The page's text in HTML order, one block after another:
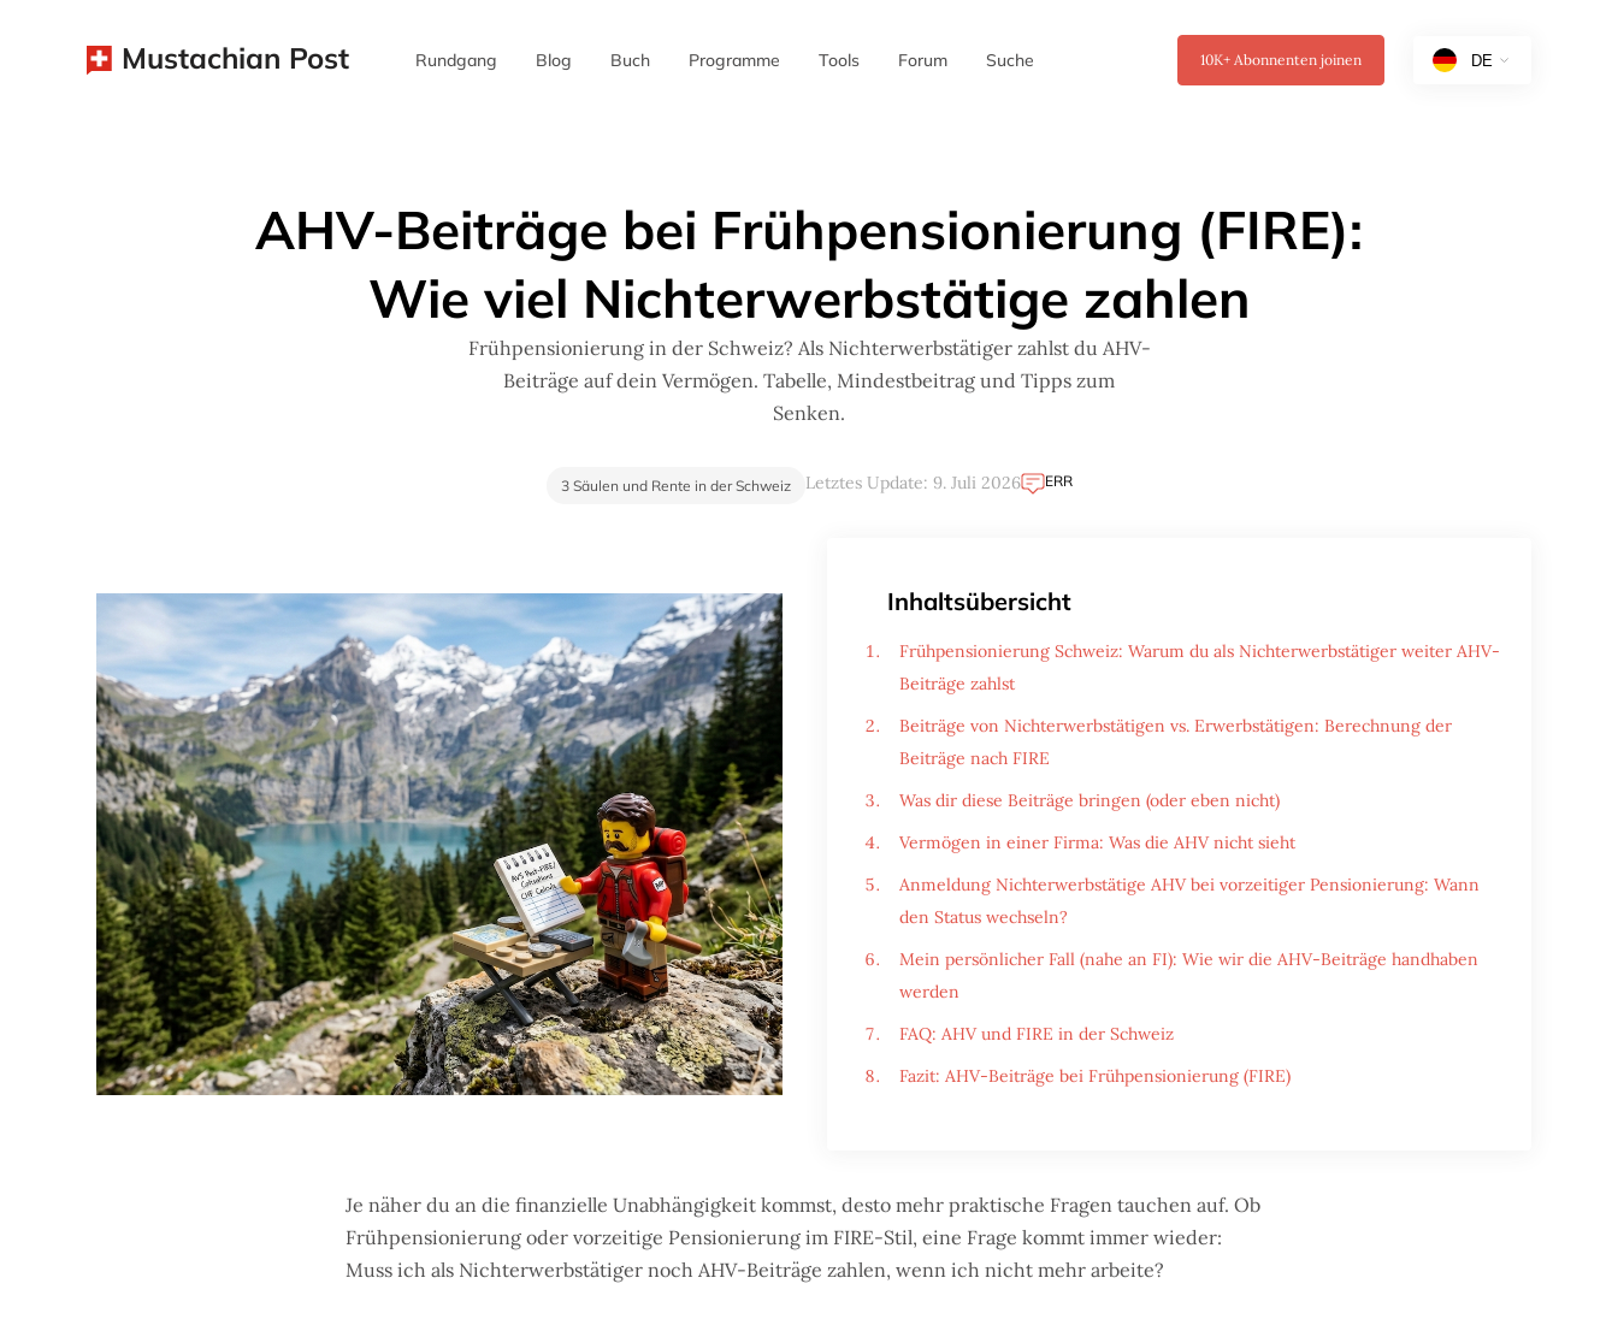
Mustachian Post Rundgang Blog Buch Programme Tools Forum Suche 10K+ Abonnenten joinen
AHV-Beiträge bei Frühpensionierung (FIRE):
Wie viel Nichterwerbstätige zahlen
Frühpensionierung in der Schweiz? Als Nichterwerbstätiger zahlst du AHV-
Beiträge auf dein Vermögen. Tabelle, Mindestbeitrag und Tipps zum
Senken.
3 Säulen und Rente in der Schweiz Letztes Update: 9. Juli 2026 ERR
Inhaltsübersicht
Frühpensionierung Schweiz: Warum du als Nichterwerbstätiger weiter AHV-
Beiträge zahlst
Beiträge von Nichterwerbstätigen vs. Erwerbstätigen: Berechnung der
Beiträge nach FIRE
Was dir diese Beiträge bringen (oder eben nicht)
Vermögen in einer Firma: Was die AHV nicht sieht
Anmeldung Nichterwerbstätige AHV bei vorzeitiger Pensionierung: Wann
den Status wechseln?
Mein persönlicher Fall (nahe an FI): Wie wir die AHV-Beiträge handhaben
werden
FAQ: AHV und FIRE in der Schweiz
Fazit: AHV-Beiträge bei Frühpensionierung (FIRE)
Je näher du an die finanzielle Unabhängigkeit kommst, desto mehr praktische Fragen tauchen auf. Ob
Frühpensionierung oder vorzeitige Pensionierung im FIRE-Stil, eine Frage kommt immer wieder:
Muss ich als Nichterwerbstätiger noch AHV-Beiträge zahlen, wenn ich nicht mehr arbeite?